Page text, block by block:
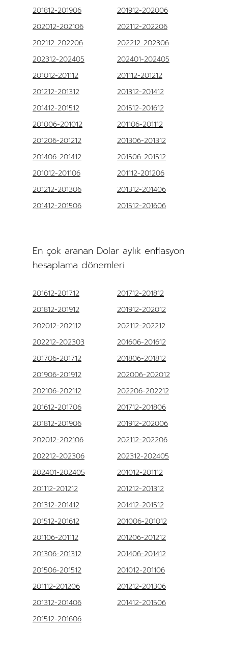
201812-201906
201912-202006
202012-202106
202112-202206
202112-202206
202212-202306
202312-202405
202401-202405
201012-201112
201112-201212
201212-201312
201312-201412
201412-201512
201512-201612
201006-201012
201106-201112
201206-201212
201306-201312
201406-201412
201506-201512
201012-201106
201112-201206
201212-201306
201312-201406
201412-201506
201512-201606
En çok aranan Dolar aylık enflasyon
hesaplama dönemleri
201612-201712
201712-201812
201812-201912
201912-202012
202012-202112
202112-202212
202212-202303
201606-201612
201706-201712
201806-201812
201906-201912
202006-202012
202106-202112
202206-202212
201612-201706
201712-201806
201812-201906
201912-202006
202012-202106
202112-202206
202212-202306
202312-202405
202401-202405
201012-201112
201112-201212
201212-201312
201312-201412
201412-201512
201512-201612
201006-201012
201106-201112
201206-201212
201306-201312
201406-201412
201506-201512
201012-201106
201112-201206
201212-201306
201312-201406
201412-201506
201512-201606